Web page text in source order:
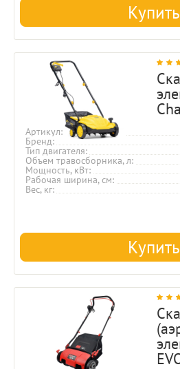
Купить
Артикул
Бренд
Тип двигателя
Объем травосборника, л
Мощность, кВт
Рабочая ширина, см
Вес, кг
Купить